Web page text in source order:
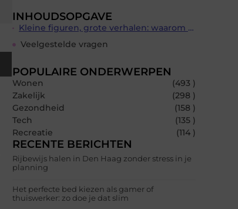
INHOUDSOPGAVE
Kleine figuren, grote verhalen: waarom Faller figuren uw modelbaan tot leven brengen
Veelgestelde vragen
POPULAIRE ONDERWERPEN
Wonen
(493 )
Zakelijk
(298 )
Gezondheid
(158 )
Tech
(135 )
Recreatie
(114 )
RECENTE BERICHTEN
Rijbewijs halen in Den Haag zonder stress in je
planning
Het perfecte bed kiezen als gamer of
thuiswerker: zo doe je dat slim